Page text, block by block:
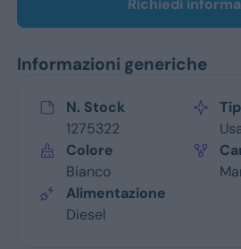
Richiedi
Informazioni generiche
N. Stock
1275322
Colore
Bianco
Alimentazione
Diesel